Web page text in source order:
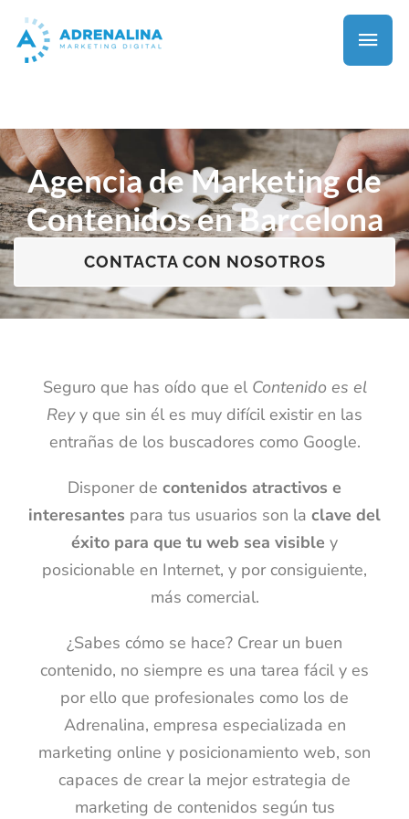
Agencia de Marketing de
Contenidos en Barcelona
CONTACTA CON NOSOTROS
Seguro que has oído que el Contenido es el
Reyy que sin él es muy difícil existir en las
entrañas de los buscadores como Google.
Disponer de contenidos atractivos e
interesantes para tus usuarios son la clave del
éxito para que tu web sea visible y
posicionable en Internet, y por consiguiente,
más comercial.
¿Sabes cómo se hace? Crear un buen
contenido, no siempre es una tarea fácil y es
por ello que profesionales como los de
Adrenalina, empresa especializada en
marketing online y posicionamiento web, son
capaces de crear la mejor estrategia de
marketing de contenidos según tus